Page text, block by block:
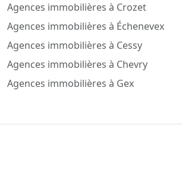
Agences immobilières à Crozet
Agences immobilières à Échenevex
Agences immobilières à Cessy
Agences immobilières à Chevry
Agences immobilières à Gex